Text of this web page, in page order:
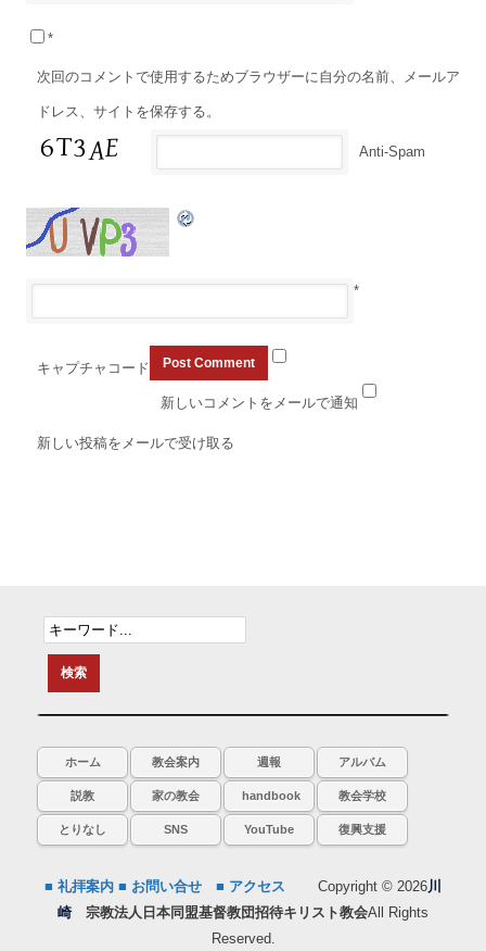
次回のコメントで使用するためブラウザーに自分の名前、メールア
ドレス、サイトを保存する。
Anti-Spam
*
キャプチャコード
*
新しいコメントをメールで通知
新しい投稿をメールで受け取る
ホーム 教会案内 週報 アルバム
説教 家の教会 handbook 教会学校
とりなし SNS YouTube 復興支援
■ 礼拝案内 ■ お問い合せ ■ アクセス Copyright © 2026川
崎
宗教法人日本同盟基督教団招待キリスト教会All Rights
Reserved.